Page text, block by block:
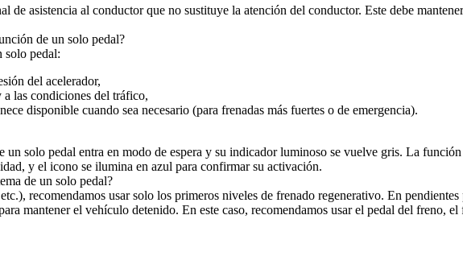
de asistencia al conductor que no sustituye la atención del conductor. Este debe
de un solo pedal?
solo pedal:
del acelerador,
las condiciones del tráfico,
disponible cuando sea necesario (para frenadas más fuertes o de emergencia).
solo pedal entra en modo de espera y su indicador luminoso se vuelve gris. La
y el icono se ilumina en azul para confirmar su activación.
de un solo pedal?
recomendamos usar solo los primeros niveles de frenado regenerativo. En
mantener el vehículo detenido. En este caso, recomendamos usar el pedal del freno,